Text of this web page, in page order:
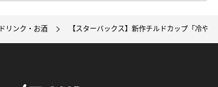
ドリンク・お酒 【スターバックス】新作チルドカップ「冷や